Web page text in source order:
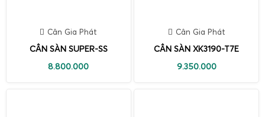
Cân Gia Phát
CÂN SÀN SUPER-SS
8.800.000
Cân Gia Phát
CÂN SÀN XK3190-T7E
9.350.000